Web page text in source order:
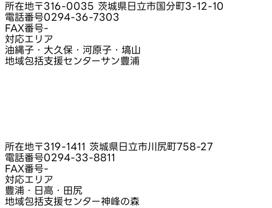
所在地〒316-0035 茨城県日立市国分町3-12-10
電話番号0294-36-7303
FAX番号-
対応エリア
油縄子・大久保・河原子・塙山
地域包括支援センターサン豊浦
所在地〒319-1411 茨城県日立市川尻町758-27
電話番号0294-33-8811
FAX番号-
対応エリア
豊浦・日高・田尻
地域包括支援センター神峰の森